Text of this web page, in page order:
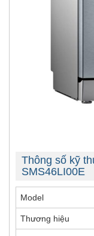
Thông số kỹ
SMS46LI00E
Model
Thương hiệu